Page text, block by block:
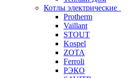
Котлы электрические
Protherm
Vaillant
STOUT
Kospel
ZOTA
Ferroli
РЭКО